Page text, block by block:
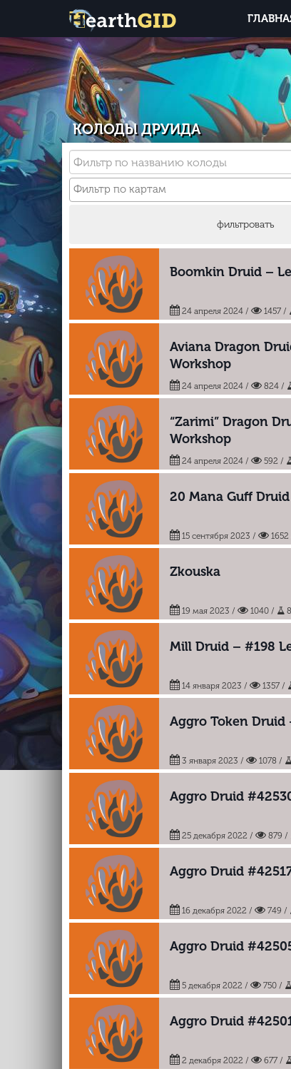
КОЛОДЫ ДРУИДА
Boomkin Druid –
24 апреля 2024 / 1457 /
Aviana Dragon
Workshop
24 апреля 2024 / 824 /
“Zarimi” Dragon
Workshop
24 апреля 2024 / 592 /
20 Mana Guff Druid
15 сентября 2023 / 1652
Zkouska
19 мая 2023 / 1040 /
Mill Druid – #198
14 января 2023 / 1357 /
Aggro Token Druid
3 января 2023 / 1078 /
Aggro Druid
25 декабря 2022 / 879 /
Aggro Druid
16 декабря 2022 / 749 /
Aggro Druid
5 декабря 2022 / 750 /
Aggro Druid
2 декабря 2022 / 677 /